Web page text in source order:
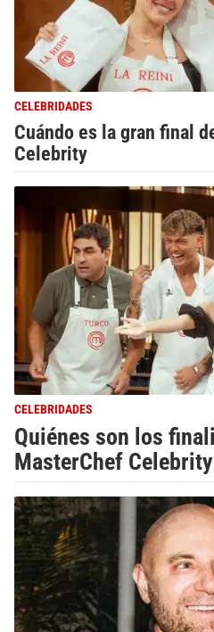
CELEBRIDADES
Cuándo es la gran final
Celebrity
CELEBRIDADES
Quiénes son los
MasterChef Celebrity